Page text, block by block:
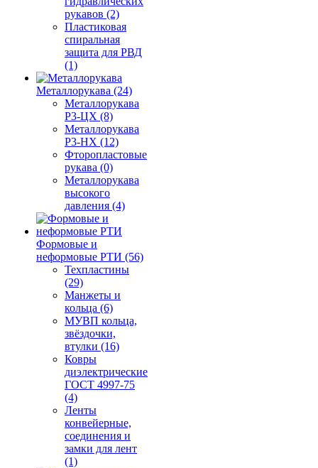
рукавов (2)
Пластиковая
спиральная
защита для РВД
(1)
Металлорукава (24)
Металлорукава
Р3-ЦХ (8)
Металлорукава
Р3-НХ (12)
Фторопластовые
рукава (0)
Металлорукава
высокого
давления (4)
Формовые и
неформовые РТИ (56)
Техпластины
(29)
Манжеты и
кольца (6)
МУВП кольца,
звёздочки,
втулки (16)
Ковры
диэлектрические
ГОСТ 4997-75
(4)
Ленты
конвейерные,
соединения и
замки для лент
(1)